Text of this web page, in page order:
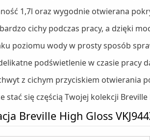
1,7l oraz wygodnie otwierana
cichy podczas pracy, a dzięki
poziomu wody w prosty sposób
podświetlenie w czasie pracy
z cichym przyciskiem otwierania
stać się częścią Twojej kolekcji
Breville High Gloss